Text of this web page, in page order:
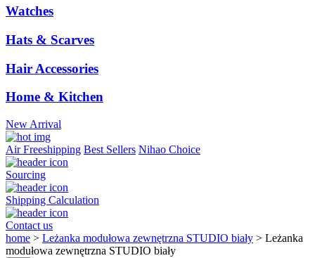
Watches
Hats & Scarves
Hair Accessories
Home & Kitchen
New Arrival
Air Freeshipping Best Sellers Nihao Choice
Sourcing
Shipping Calculation
Contact us
home > Leżanka modułowa zewnętrzna STUDIO biały > Leżanka
modułowa zewnętrzna STUDIO biały